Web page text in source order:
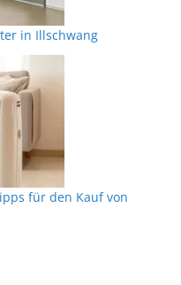
in Illschwang
für den Kauf von